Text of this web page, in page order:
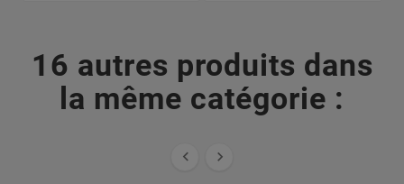
16 autres produits dans
la même catégorie :
 